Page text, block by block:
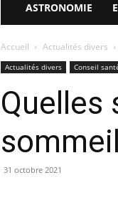
ASTRONOMIE
Accueil Actualités divers
Actualités divers Conseil
Quelles
31 octobre 2021